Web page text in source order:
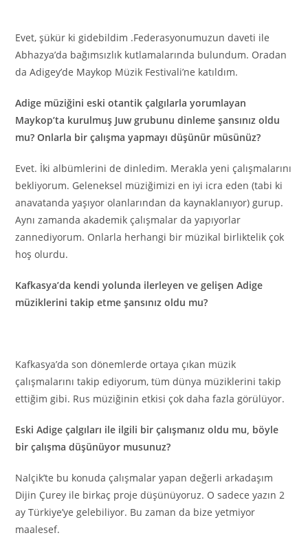
Evet, şükür ki gidebildim .Federasyonumuzun daveti ile
Abhazya’da bağımsızlık kutlamalarında bulundum. Oradan
da Adigey’de Maykop Müzik Festivali’ne katıldım.
Adige müziğini eski otantik çalgılarla yorumlayan
Maykop’ta kurulmuş Juw grubunu dinleme şansınız oldu
mu? Onlarla bir çalışma yapmayı düşünür müsünüz?
Evet. İki albümlerini de dinledim. Merakla yeni çalışmalarını
bekliyorum. Geleneksel müziğimizi en iyi icra eden (tabi ki
anavatanda yaşıyor olanlarından da kaynaklanıyor) gurup.
Aynı zamanda akademik çalışmalar da yapıyorlar
zannediyorum. Onlarla herhangi bir müzikal birliktelik çok
hoş olurdu.
Kafkasya’da kendi yolunda ilerleyen ve gelişen Adige
müziklerini takip etme şansınız oldu mu?
Kafkasya’da son dönemlerde ortaya çıkan müzik
çalışmalarını takip ediyorum, tüm dünya müziklerini takip
ettiğim gibi. Rus müziğinin etkisi çok daha fazla görülüyor.
Eski Adige çalgıları ile ilgili bir çalışmanız oldu mu, böyle
bir çalışma düşünüyor musunuz?
Nalçik’te bu konuda çalışmalar yapan değerli arkadaşım
Dijin Çurey ile birkaç proje düşünüyoruz. O sadece yazın 2
ay Türkiye’ye gelebiliyor. Bu zaman da bize yetmiyor
maalesef.